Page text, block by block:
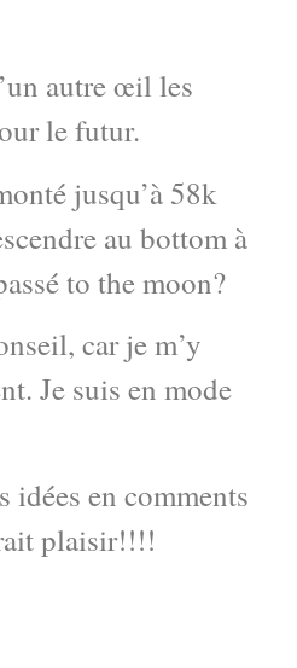
autre œil les
le futur.
jusqu’à 58k
au bottom à
to the moon?
car je m’y
Je suis en mode
idées en comments
plaisir!!!!